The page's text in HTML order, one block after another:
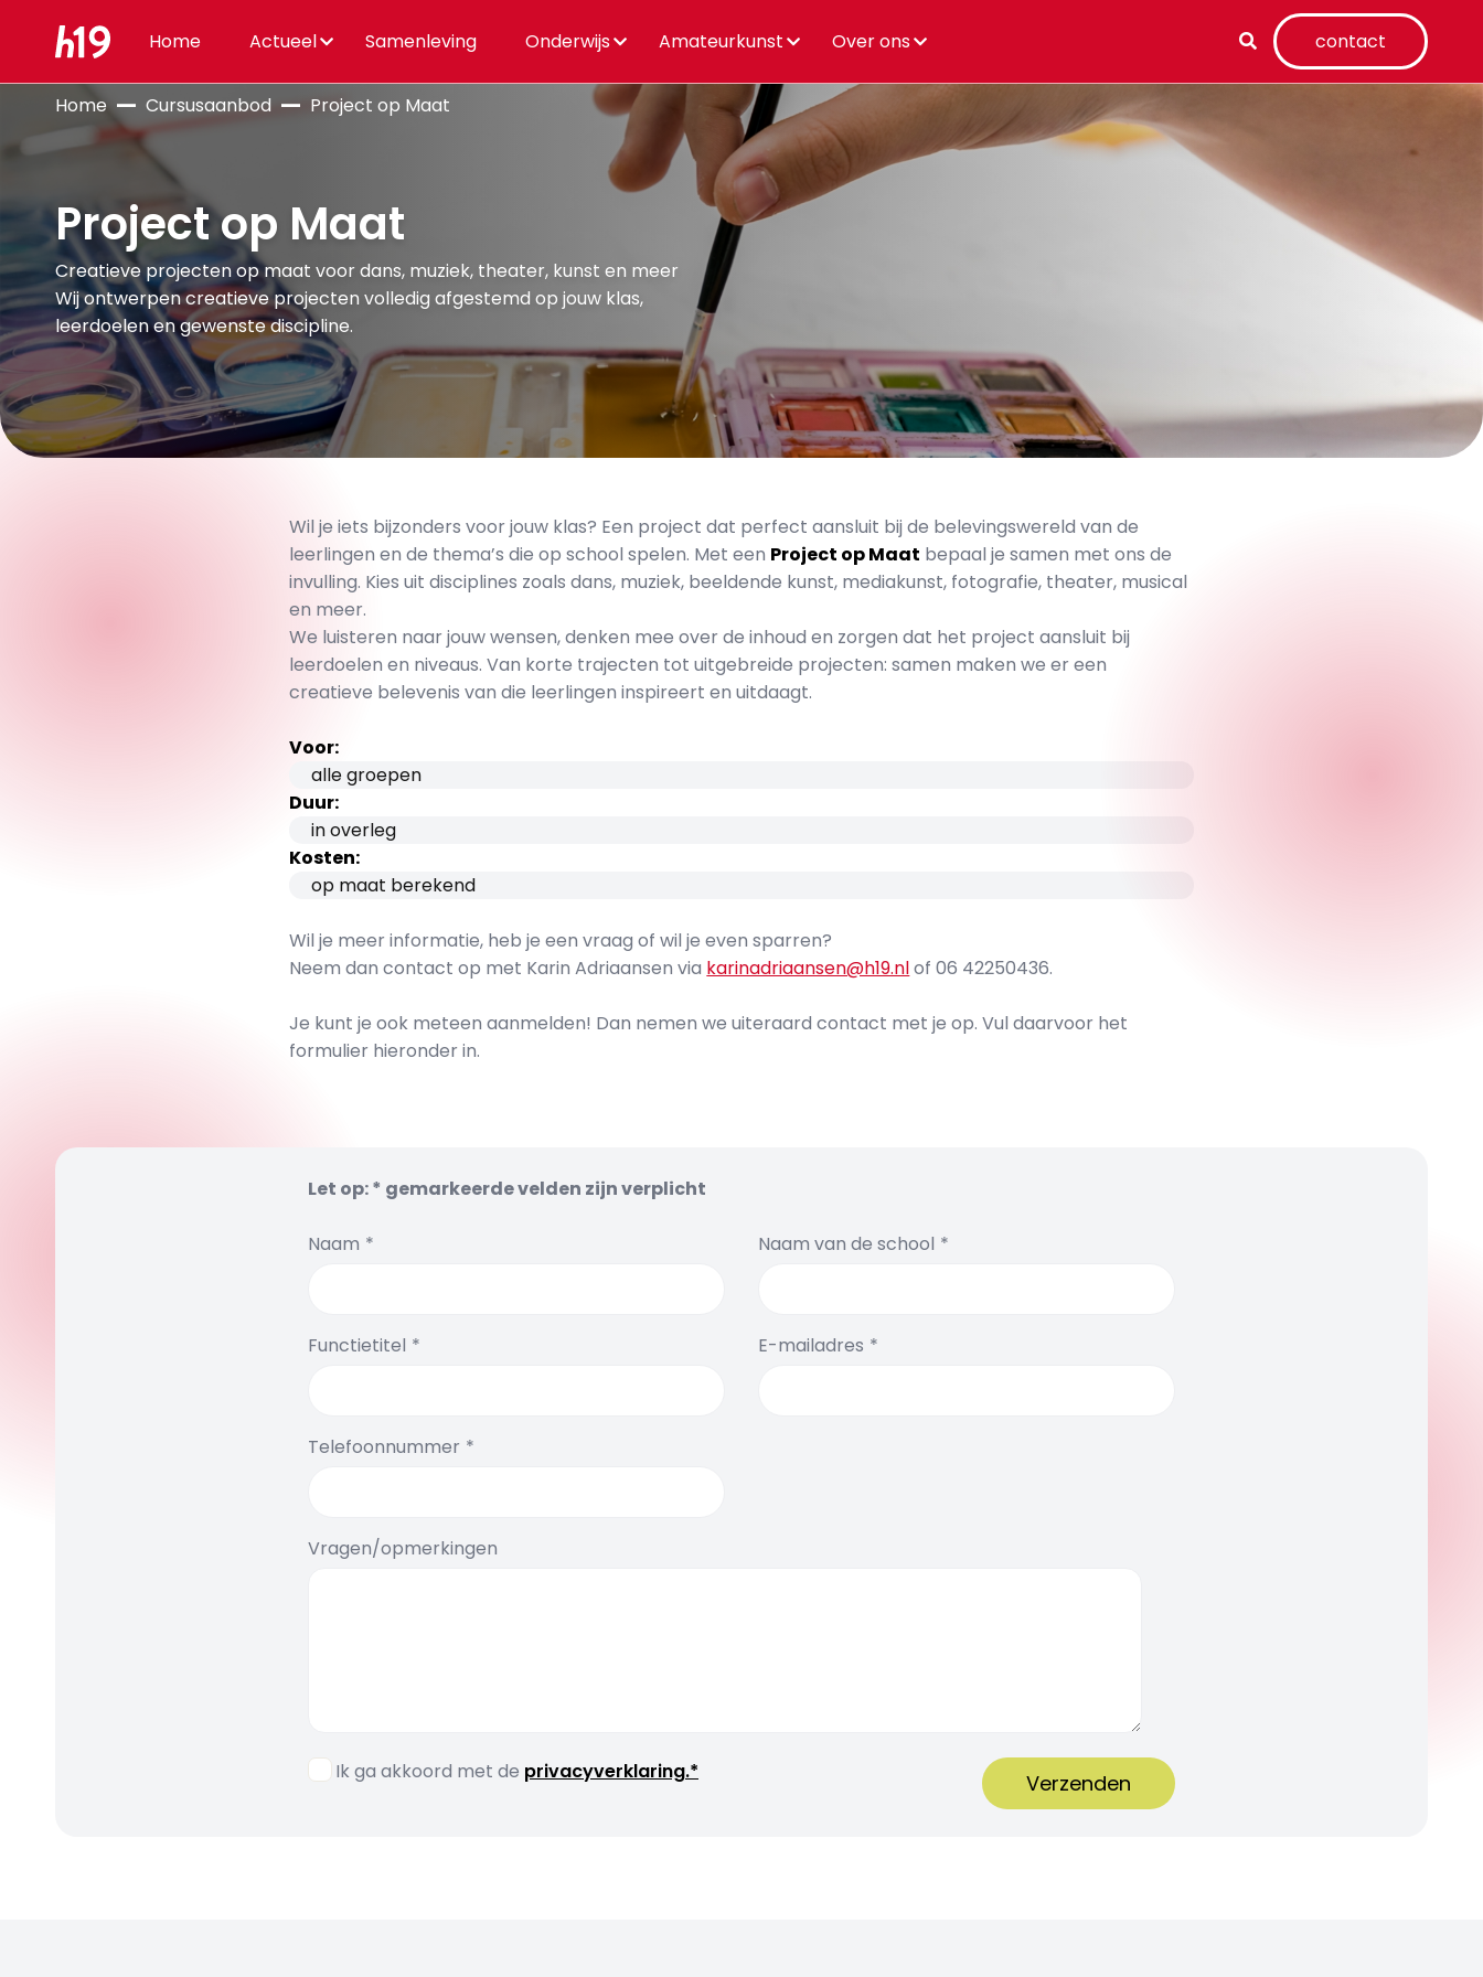
Home Actueel Samenleving Onderwijs Amateurkunst Over ons contact
Home Cursusaanbod Project op Maat
Project op Maat
Creatieve projecten op maat voor dans, muziek, theater, kunst en meer
Wij ontwerpen creatieve projecten volledig afgestemd op jouw klas,
leerdoelen en gewenste discipline.
Wil je iets bijzonders voor jouw klas? Een project dat perfect aansluit bij de belevingswereld van de
leerlingen en de thema’s die op school spelen. Met een Project op Maat bepaal je samen met ons de
invulling. Kies uit disciplines zoals dans, muziek, beeldende kunst, mediakunst, fotografie, theater, musical
en meer.
We luisteren naar jouw wensen, denken mee over de inhoud en zorgen dat het project aansluit bij
leerdoelen en niveaus. Van korte trajecten tot uitgebreide projecten: samen maken we er een
creatieve belevenis van die leerlingen inspireert en uitdaagt.
Voor:
alle groepen
Duur:
in overleg
Kosten:
op maat berekend
Wil je meer informatie, heb je een vraag of wil je even sparren?
Neem dan contact op met Karin Adriaansen via karinadriaansen@h19.nlof 06 42250436.
Je kunt je ook meteen aanmelden! Dan nemen we uiteraard contact met je op. Vul daarvoor het
formulier hieronder in.
Let op: * gemarkeerde velden zijn verplicht
Naam Naam van de school
Functietitel E-mailadres
Telefoonnummer
Vragen/opmerkingen
Ik ga akkoord met de privacyverklaring.* Verzenden